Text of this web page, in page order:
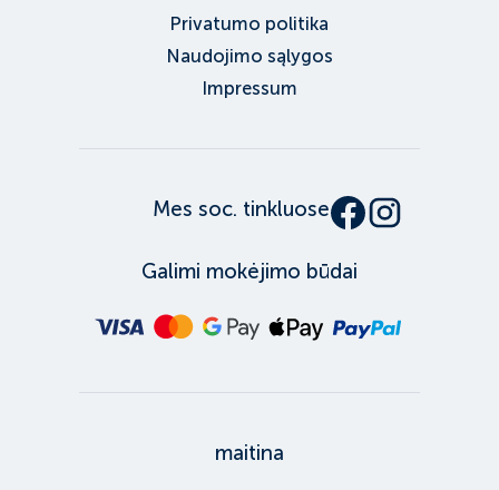
Privatumo politika
Naudojimo sąlygos
Impressum
Mes soc. tinkluose
Galimi mokėjimo būdai
maitina